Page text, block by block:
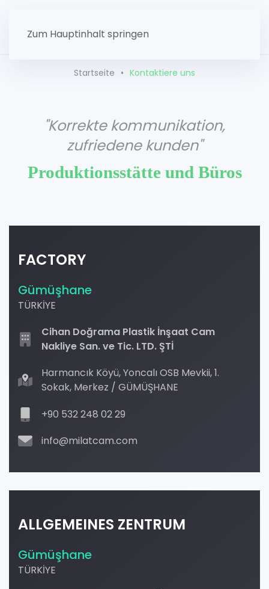
Zum Hauptinhalt springen
Startseite Kontaktiere uns
"Korrekte kommunikation,
zufriedene kunden"
Produktionsstätte und Büros
FACTORY
Gümüşhane
TÜRKİYE
Cihan Doğrama Plastik İnşaat Cam
Nakliye San. ve Tic. LTD. ŞTİ
Harmancık Köyü, Yoncalı OSB Mevkii, 1.
Sokak, Merkez / GÜMÜŞHANE
+90 532 248 02 29
info@milatcam.com
ALLGEMEINES ZENTRUM
Gümüşhane
TÜRKİYE